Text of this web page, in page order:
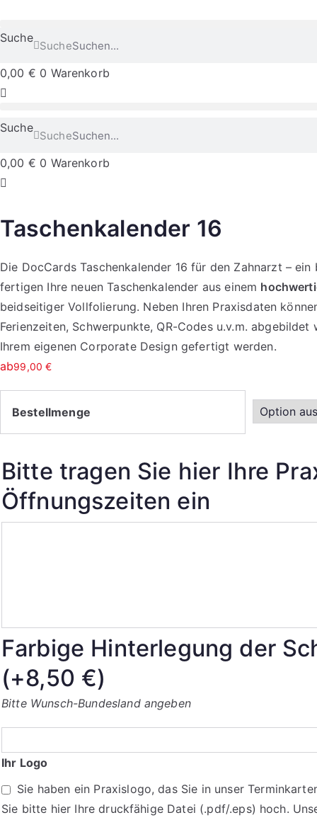
Suche
Suche
0,00 € 0 Warenkorb
Suche
Suche
0,00 € 0 Warenkorb
Taschenkalender 16
Die DocCards Taschenkalender 16 für den Zahnarzt –
fertigen Ihre neuen Taschenkalender aus einem
beidseitiger Vollfolierung. Neben Ihren Praxisdaten
Ferienzeiten, Schwerpunkte, QR-Codes u.v.m.
Ihrem eigenen Corporate Design gefertigt werden.
ab99,00€
Bestellmenge
Bitte tragen Sie hier Ihre
Öffnungszeiten ein
Praxisdaten/
Öffnungszeiten
ein
Farbige Hinterlegung der
(+8,50 €)
Bitte Wunsch-Bundesland angeben
Ihr Logo
Sie haben ein Praxislogo, das Sie in unser
Sie bitte hier Ihre druckfähige Datei (.pdf/.eps) hoch.